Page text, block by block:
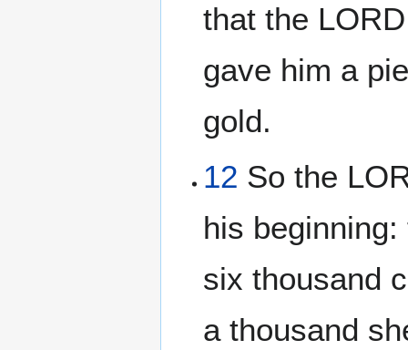
that the
gave him a
gold.
12 So the
his
six thousand
a thousand